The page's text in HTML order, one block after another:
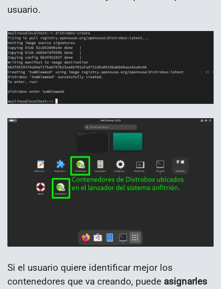
usuario.
Si el usuario quiere identificar mejor los
contenedores que va creando, puede asignarles